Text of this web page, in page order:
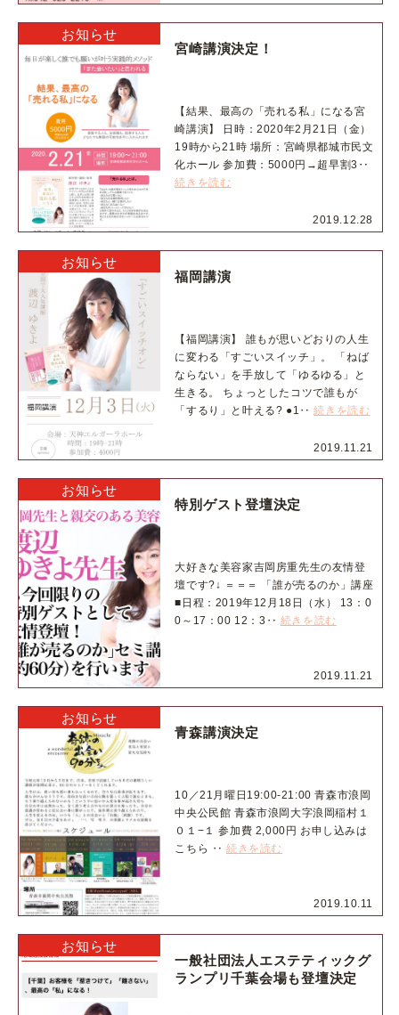
お知らせ
2019.12.28
宮崎講演決定！
【結果、最高の「売れる私」になる宮
崎講演】 日時：2020年2月21日（金）
19時から21時 場所：宮崎県都城市民文
化ホール 参加費：5000円→超早割3‥
続きを読む
お知らせ
2019.11.21
福岡講演
【福岡講演】 誰もが思いどおりの人生
に変わる「すごいスイッチ」。 「ねば
ならない」を手放して「ゆるゆる」と
生きる。 ちょっとしたコツで誰もが
「するり」と叶える? ●1‥続きを読む
お知らせ
2019.11.21
特別ゲスト登壇決定
大好きな美容家吉岡房重先生の友情登
壇です?↓ ＝＝＝ 「誰が売るのか」講座
■日程：2019年12月18日（水） 13：0
0～17：00 12：3‥ 続きを読む
お知らせ
2019.10.11
青森講演決定
10／21月曜日19:00-21:00 青森市浪岡
中央公民館 青森市浪岡大字浪岡稲村１
０１−１ 参加費 2,000円 お申し込みは
こちら ‥続きを読む
お知らせ
一般社団法人エステティックグ
ランプリ千葉会場も登壇決定